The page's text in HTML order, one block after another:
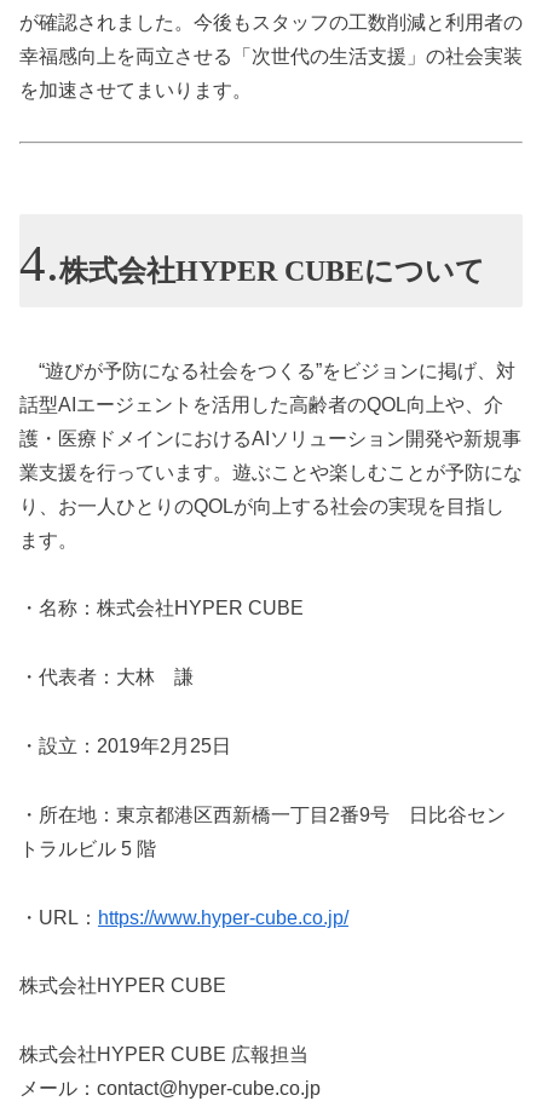
が確認されました。今後もスタッフの工数削減と利用者の
幸福感向上を両立させる「次世代の生活支援」の社会実装
を加速させてまいります。
株式会社HYPER CUBEについて
“遊びが予防になる社会をつくる”をビジョンに掲げ、対
話型AIエージェントを活用した高齢者のQOL向上や、介
護・医療ドメインにおけるAIソリューション開発や新規事
業支援を行っています。遊ぶことや楽しむことが予防にな
り、お一人ひとりのQOLが向上する社会の実現を目指し
ます。
・名称：株式会社HYPER CUBE
・代表者：大林 謙
・設立：2019年2月25日
・所在地：東京都港区西新橋一丁目2番9号 日比谷セン
トラルビル 5 階
・URL： https://www.hyper-cube.co.jp/
株式会社HYPER CUBE
株式会社HYPER CUBE 広報担当
メール：contact@hyper-cube.co.jp